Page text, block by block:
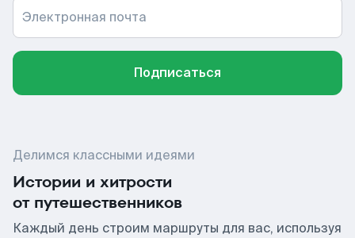
Электронная почта
Подписаться
Делимся классными идеями
Истории и хитрости
от путешественников
Каждый день строим маршруты для вас, используя